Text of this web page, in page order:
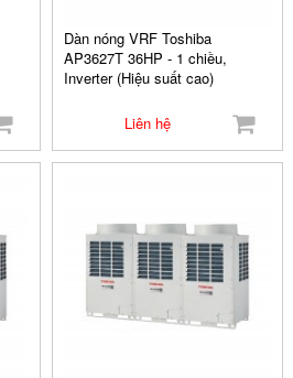
Dàn nóng VRF Toshiba
AP3627T 36HP - 1 chiều,
Inverter (Hiệu suất cao)
Liên hệ